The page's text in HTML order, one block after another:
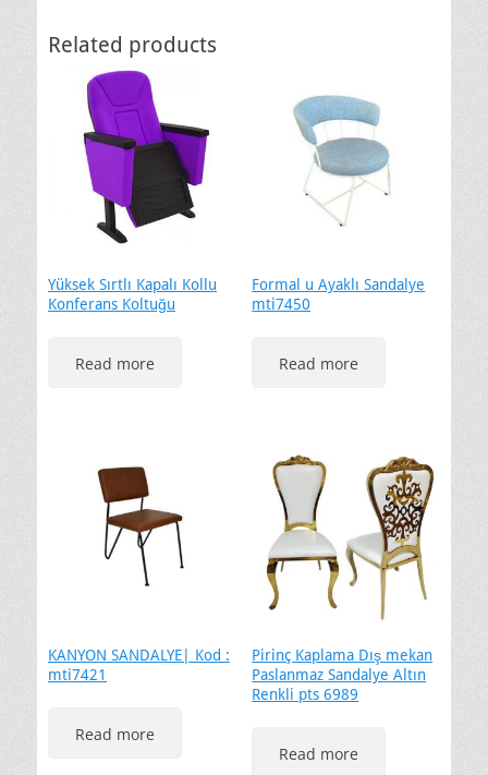
Related products
Yüksek Sırtlı Kapalı Kollu
Konferans Koltuğu
Read more
Formal u Ayaklı Sandalye
mti7450
Read more
KANYON SANDALYE| Kod :
mti7421
Read more
Pirinç Kaplama Dış mekan
Paslanmaz Sandalye Altın
Renkli pts 6989
Read more